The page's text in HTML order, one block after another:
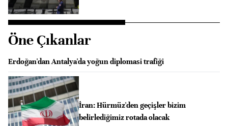
Öne Çıkanlar
Erdoğan'dan Antalya'da yoğun diplomasi trafiği
İran: Hürmüz'den geçişler bizim
belirlediğimiz rotada olacak